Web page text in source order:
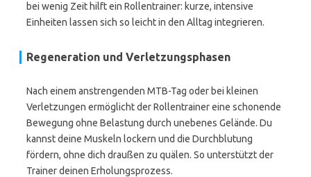
bei wenig Zeit hilft ein Rollentrainer: kurze, intensive
Einheiten lassen sich so leicht in den Alltag integrieren.
Regeneration und Verletzungsphasen
Nach einem anstrengenden MTB-Tag oder bei kleinen
Verletzungen ermöglicht der Rollentrainer eine schonende
Bewegung ohne Belastung durch unebenes Gelände. Du
kannst deine Muskeln lockern und die Durchblutung
fördern, ohne dich draußen zu quälen. So unterstützt der
Trainer deinen Erholungsprozess.